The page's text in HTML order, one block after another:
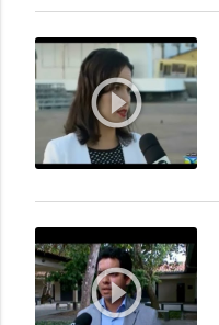
play_circle_outline
play_circle_outline